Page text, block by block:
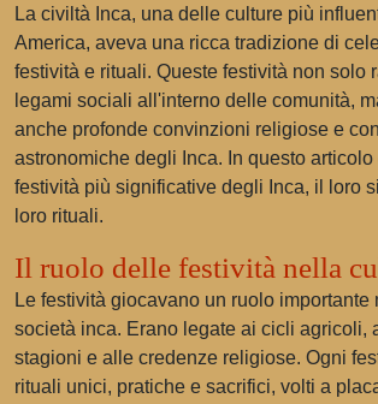
La civiltà Inca, una delle culture più
America, aveva una ricca tradizione di
festività e rituali. Queste festività non solo
legami sociali all'interno delle comunità,
anche profonde convinzioni religiose e
astronomiche degli Inca. In questo
festività più significative degli Inca, il loro
loro rituali.
Il ruolo delle festività nella
Le festività giocavano un ruolo importante
società inca. Erano legate ai cicli agricoli,
stagioni e alle credenze religiose. Ogni
rituali unici, pratiche e sacrifici, volti a